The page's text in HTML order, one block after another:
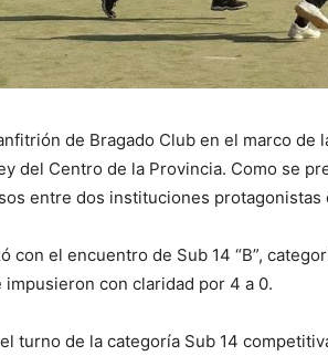
de Bragado Club en el marco
del Centro de la Provincia. Como se
entre dos instituciones protagonistas
con el encuentro de Sub 14 “B”,
con claridad por 4 a 0.
turno de la categoría Sub 14